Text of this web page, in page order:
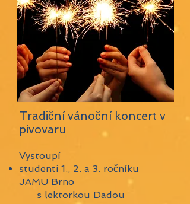
Tradiční vánoční koncert v
pivovaru
Vystoupí
studenti 1., 2. a 3. ročníku
JAMU Brno
s lektorkou Dadou